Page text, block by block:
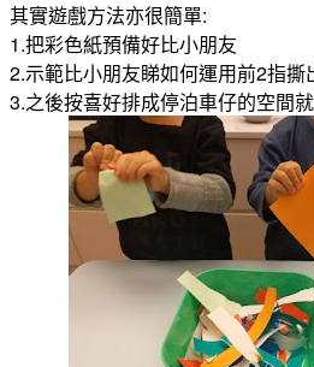
其實遊戲方法亦很簡單:
1.把彩色紙預備好比小朋友
2.示範比小朋友睇如何運用前2指撕
3.之後按喜好排成停泊車仔的空間